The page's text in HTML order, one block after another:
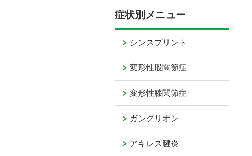
症状別メニュー
シンスプリント
変形性股関節症
変形性膝関節症
ガングリオン
アキレス腱炎